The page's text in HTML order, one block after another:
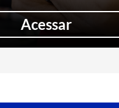
Acessar